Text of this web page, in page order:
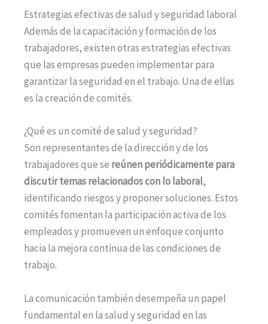
Estrategias efectivas de salud y seguridad laboral
Además de la capacitación y formación de los
trabajadores, existen otras estrategias efectivas
que las empresas pueden implementar para
garantizar la seguridad en el trabajo. Una de ellas
es la creación de comités.
¿Qué es un comité de salud y seguridad?
Son representantes de la dirección y de los
trabajadores que se reúnen periódicamente para
discutir temas relacionados con lo laboral,
identificando riesgos y proponer soluciones. Estos
comités fomentan la participación activa de los
empleados y promueven un enfoque conjunto
hacia la mejora continua de las condiciones de
trabajo.
La comunicación también desempeña un papel
fundamental en la salud y seguridad en las